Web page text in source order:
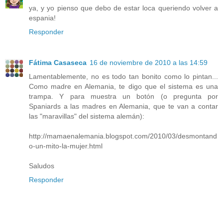
ya, y yo pienso que debo de estar loca queriendo volver a
espania!
Responder
Fátima Casaseca 16 de noviembre de 2010 a las 14:59
Lamentablemente, no es todo tan bonito como lo pintan...
Como madre en Alemania, te digo que el sistema es una
trampa. Y para muestra un botón (o pregunta por
Spaniards a las madres en Alemania, que te van a contar
las "maravillas" del sistema alemán):
http://mamaenalemania.blogspot.com/2010/03/desmontand
o-un-mito-la-mujer.html
Saludos
Responder